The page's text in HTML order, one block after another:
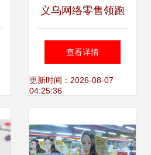
义乌网络零售领跑
全省 695.57亿元背
后的日用百货经济
查看详情
更新时间：2026-08-07
04:25:36